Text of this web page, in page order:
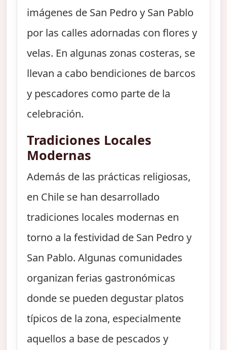
imágenes de San Pedro y San Pablo
por las calles adornadas con flores y
velas. En algunas zonas costeras, se
llevan a cabo bendiciones de barcos
y pescadores como parte de la
celebración.
Tradiciones Locales
Modernas
Además de las prácticas religiosas,
en Chile se han desarrollado
tradiciones locales modernas en
torno a la festividad de San Pedro y
San Pablo. Algunas comunidades
organizan ferias gastronómicas
donde se pueden degustar platos
típicos de la zona, especialmente
aquellos a base de pescados y